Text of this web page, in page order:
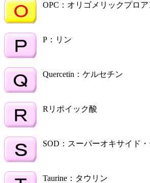
OPC：オリゴメリックプロ
P：リン
Quercetin：ケルセチン
Rリポイック酸
SOD：スーパーオキサイド
Taurine：タウリン